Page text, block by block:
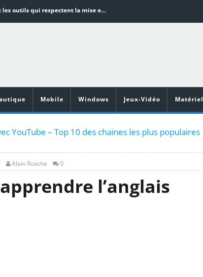
Word en PDF : les outils qui respectent la mise en page
Vidéoprojecteurs Asus : Top 6 des meilleurs modèles de la marque
Mobile Windows Jeux-Vidéo Matériel
YouTube – Top 10 des chaines les plus populaires
Alain Roache 0
l’anglais